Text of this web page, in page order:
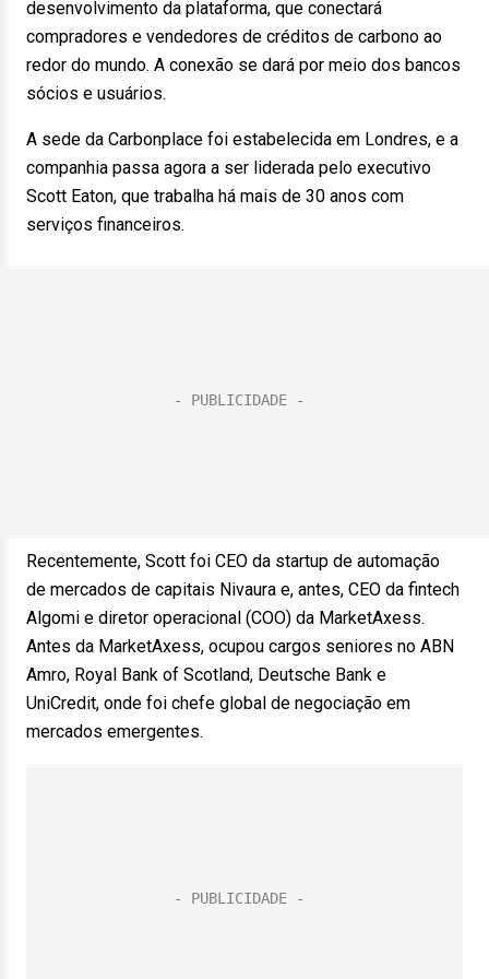
desenvolvimento da plataforma, que conectará
compradores e vendedores de créditos de carbono ao
redor do mundo. A conexão se dará por meio dos bancos
sócios e usuários.
A sede da Carbonplace foi estabelecida em Londres, e a
companhia passa agora a ser liderada pelo executivo
Scott Eaton, que trabalha há mais de 30 anos com
serviços financeiros.
Recentemente, Scott foi CEO da startup de automação
de mercados de capitais Nivaura e, antes, CEO da fintech
Algomi e diretor operacional (COO) da MarketAxess.
Antes da MarketAxess, ocupou cargos seniores no ABN
Amro, Royal Bank of Scotland, Deutsche Bank e
UniCredit, onde foi chefe global de negociação em
mercados emergentes.